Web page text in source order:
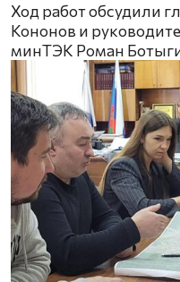
Ход работ обсудили
Кононов и
минТЭК Роман